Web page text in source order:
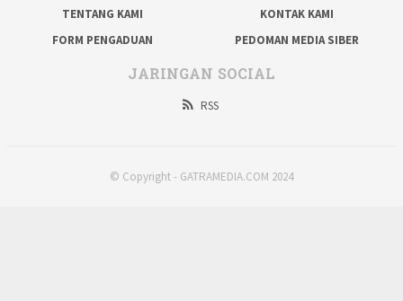
TENTANG KAMI
KONTAK KAMI
FORM PENGADUAN
PEDOMAN MEDIA SIBER
JARINGAN SOCIAL
RSS
© Copyright - GATRAMEDIA.COM 2024